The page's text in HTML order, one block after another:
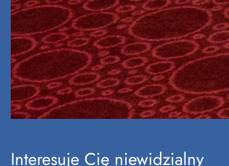
Interesuje Cię niewidzialny